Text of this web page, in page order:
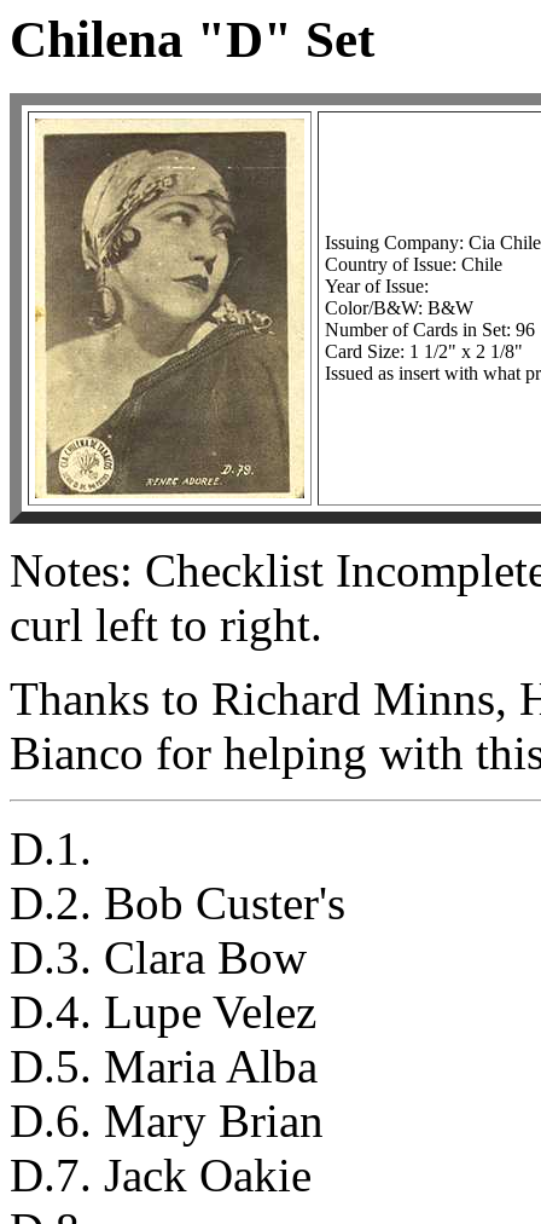
Chilena "D" Set
Issuing Company: Cia
Country of Issue: Chile
Year of Issue:
Color/B&W: B&W
Number of Cards in Set: 96
Card Size: 1 1/2" x 2 1/8"
Issued as insert with what
Notes: Checklist
curl left to right.
Thanks to Richard Minns,
Bianco for helping with
D.1.
D.2. Bob Custer's
D.3. Clara Bow
D.4. Lupe Velez
D.5. Maria Alba
D.6. Mary Brian
D.7. Jack Oakie